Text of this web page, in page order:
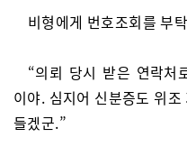
비형에게 번호조회를 부
“의뢰 당시 받은 연락처
이야. 심지어 신분증도 위
들겠군.”